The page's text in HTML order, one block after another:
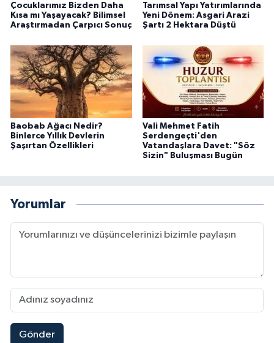
Çocuklarımız Bizden Daha
Kısa mı Yaşayacak? Bilimsel
Araştırmadan Çarpıcı Sonuç
Tarımsal Yapı Yatırımlarında
Yeni Dönem: Asgari Arazi
Şartı 2 Hektara Düştü
Baobab Ağacı Nedir?
Binlerce Yıllık Devlerin
Şaşırtan Özellikleri
Vali Mehmet Fatih
Serdengeçti'den
Vatandaşlara Davet: "Söz
Sizin" Buluşması Bugün
Yorumlar
Gönder